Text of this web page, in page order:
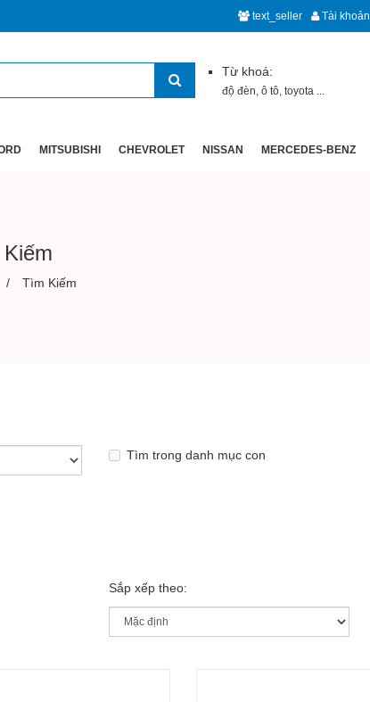
text_seller Tài khoản
Từ khoá:
độ đèn, ô tô, toyota ...
MITSUBISHI CHEVROLET NISSAN MERCEDES-BENZ
Tìm Kiếm
Tìm trong danh mục con
Sắp xếp theo: